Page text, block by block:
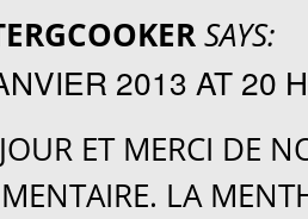
SAYS:
2013 AT 20
ET MERCI DE
LA